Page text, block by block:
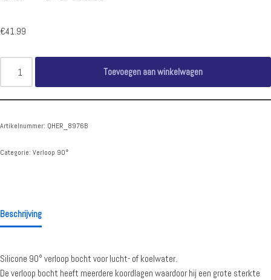
€41.99
Toevoegen aan winkelwagen
Artikelnummer: QHER_8976B
Categorie: Verloop 90°
Beschrijving
Silicone 90° verloop bocht voor lucht- of koelwater.
De verloop bocht heeft meerdere koordlagen waardoor hij een grote sterkte